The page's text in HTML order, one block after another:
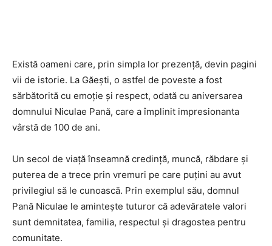
Există oameni care, prin simpla lor prezență, devin pagini
vii de istorie. La Găești, o astfel de poveste a fost
sărbătorită cu emoție și respect, odată cu aniversarea
domnului Niculae Pană, care a împlinit impresionanta
vârstă de 100 de ani.
Un secol de viață înseamnă credință, muncă, răbdare și
puterea de a trece prin vremuri pe care puțini au avut
privilegiul să le cunoască. Prin exemplul său, domnul
Pană Niculae le amintește tuturor că adevăratele valori
sunt demnitatea, familia, respectul și dragostea pentru
comunitate.